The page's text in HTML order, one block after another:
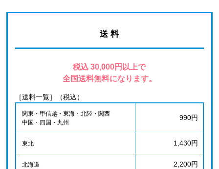
送 料
税込 30,000円以上で
全国送料無料になります。
［送料一覧］（税込）
関東・甲信越・東海・北陸・関西
中国・四国・九州
990円
東北 1,430円
北海道 2,200円